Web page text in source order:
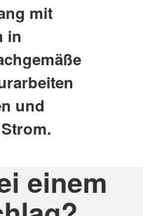
mit
in
und
einem